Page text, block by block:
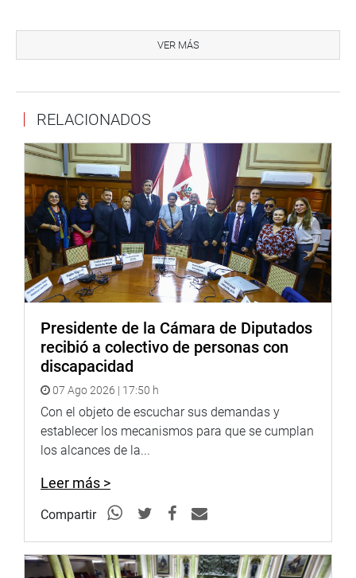
VER MÁS
RELACIONADOS
Presidente de la Cámara de Diputados
recibió a colectivo de personas con
discapacidad
07 Ago 2026 | 17:50 h
Con el objeto de escuchar sus demandas y
establecer los mecanismos para que se cumplan
los alcances de la...
Leer más >
Compartir